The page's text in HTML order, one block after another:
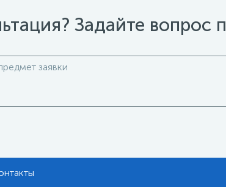
Задайте вопрос